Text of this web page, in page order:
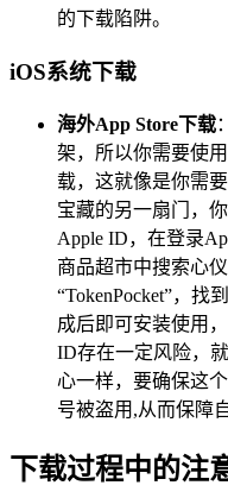
的下载陷阱。
iOS系统下载
海外App Store下载
架，所以你需要使
载，这就像是你需
宝藏的另一扇门，
Apple ID，在登录
商品超市中搜索心
“TokenPocket”，找
成后即可安装使用
ID存在一定风险，
心一样，要确保这
号被盗用,从而保障
下载过程中的注